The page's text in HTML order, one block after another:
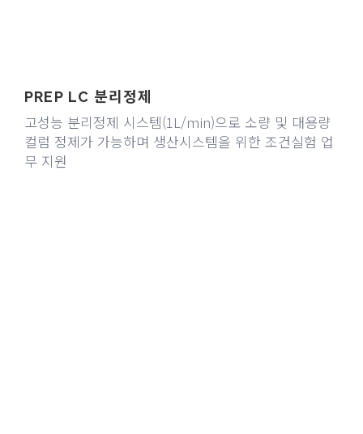
PREP LC 분리정제
고성능 분리정제 시스템(1L/min)으로 소량 및 대용량
컬럼 정제가 가능하며 생산시스템을 위한 조건실험 업
무 지원